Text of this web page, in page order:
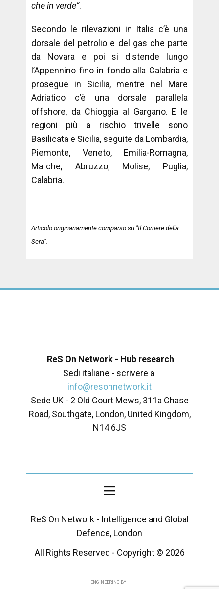
che in verde”.
Secondo le rilevazioni in Italia c’è una
dorsale del petrolio e del gas che parte
da Novara e poi si distende lungo
l’Appennino fino in fondo alla Calabria e
prosegue in Sicilia, mentre nel Mare
Adriatico c’è una dorsale parallela
offshore, da Chioggia al Gargano. E le
regioni più a rischio trivelle sono
Basilicata e Sicilia, seguite da Lombardia,
Piemonte, Veneto, Emilia-Romagna,
Marche, Abruzzo, Molise, Puglia,
Calabria.
Articolo originariamente comparso su "Il Corriere della
Sera".
ReS On Network - Hub research
Sedi italiane - scrivere a
info@resonnetwork.it
Sede UK - ​2 Old Court Mews, 311a Chase
Road, Southgate, London, United Kingdom,
N14 6JS
ReS On Network - Intelligence and Global
Defence, London
All Rights Reserved - Copyright © 2026
ENGINEERING BY